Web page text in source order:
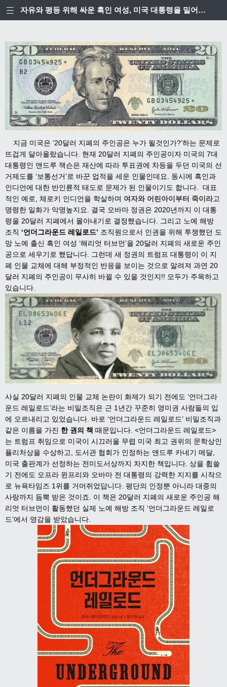
자유와 평등 위해 싸운 흑인 여성, 미국 대통령을 밀어내다?
지금 미국은 ’20달러 지폐의 주인공은 누가 될것인가?’하는 문제로
뜨겁게 달아올랐습니다. 현재 20달러 지폐의 주인공이자 미국의 7대
대통령인 앤드루 잭슨은 재산에 따라 투표권에 차등을 두던 미국의 선
거제도를 ‘보통선거’로 바꾼 업적을 세운 인물인데요. 동시에 흑인과
인디언에 대한 반인륜적 태도로 문제가 된 인물이기도 합니다.
대표
적인 예로, 체로키 인디언을 학살하며 여자와 어린아이부터 죽이라고
명령한 일화가 악명높지요. 결국 오바마 정권은 2020년까지 이 대통
령을 20달러 지폐에서 몰아내기로 결정했습니다. 그리고 노예 해방
조직 ‘언더그라운드 레일로드’ 조직원으로서 인권을 위해 투쟁했던 도
망 노예 출신 흑인 여성 ‘해리엇 터브먼’을 20달러 지폐의 새로운 주인
공으로 세우기로 했답니다. 그런데 새 정권의 트럼프 대통령이 이 지
폐 인물 교체에 대해 부정적인 반응을 보이는 것으로 알려져 과연 20
달러 지폐의 주인공이 무사히 바뀔 수 있을 것인지!! 모두가 주목하고
있습니다.
사실 20달러 지폐의 인물 교체 논란이 화제가 되기 전에도 ‘언더그라
운드 레일로드’라는 비밀조직은 근 1년간 꾸준히 영미권 사람들의 입
에 오르내리고 있었습니다. 바로 ‘언더그라운드 레일로드’ 비밀조직과
같은 이름을 가진 한 권의 책 때문입니다. <언더그라운드 레일로드>
는 트럼프 취임으로 미국이 시끄러울 무렵 미국 최고 권위의 문학상인
퓰리처상을 수상하고, 도서관 협회가 인정하는 앤드루 카네기 메달,
미국 출판계가 선정하는 전미도서상까지 차지한 책입니다. 상을 휩쓸
기 전에도 오프라 윈프리와 오바마 전 대통령의 강력한 지지를 시작으
로 뉴욕타임즈 1위를 거머쥐었답니다. 평단의 인정뿐 아니라 대중의
사랑까지 듬뿍 받은 것이죠. 이 책은 20달러 지폐의 새로운 주인공 해
리엇 터브먼이 활동했던 실제 노예 해방 조직 ‘언더그라운드 레일로
드’에서 영감을 받았습니다.